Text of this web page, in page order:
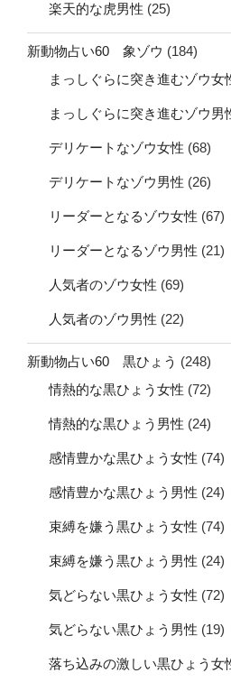
楽天的な虎男性 (25)
新動物占い60 象ゾウ (184)
まっしぐらに突き進むゾウ女
まっしぐらに突き進むゾウ男
デリケートなゾウ女性 (68)
デリケートなゾウ男性 (26)
リーダーとなるゾウ女性 (67)
リーダーとなるゾウ男性 (21)
人気者のゾウ女性 (69)
人気者のゾウ男性 (22)
新動物占い60 黒ひょう (248)
情熱的な黒ひょう女性 (72)
情熱的な黒ひょう男性 (24)
感情豊かな黒ひょう女性 (74)
感情豊かな黒ひょう男性 (24)
束縛を嫌う黒ひょう女性 (74)
束縛を嫌う黒ひょう男性 (24)
気どらない黒ひょう女性 (72)
気どらない黒ひょう男性 (19)
落ち込みの激しい黒ひょう女